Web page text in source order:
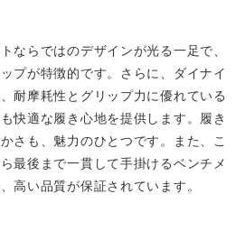
ならではのデザインが光る一足で、
プが特徴的です。さらに、ダイナイ
耐摩耗性とグリップ力に優れている
快適な履き心地を提供します。履き
さも、魅力のひとつです。また、こ
最後まで一貫して手掛けるベンチメ
高い品質が保証されています。